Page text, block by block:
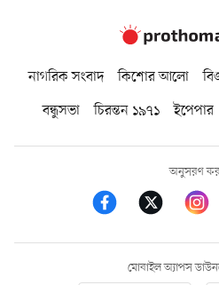
নাগরিক সংবাদ কিশোর আলো
বন্ধুসভা
চিরন্তন ১৯৭১ ইপেপার
অনুসরণ
মোবাইল অ্যাপস